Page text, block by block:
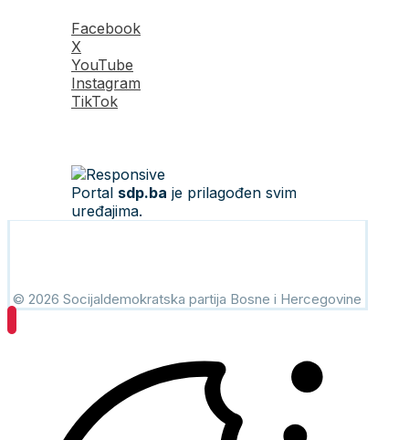
Facebook
X
YouTube
Instagram
TikTok
Portal sdp.ba je prilagođen svim
uređajima.
© 2026 Socijaldemokratska partija Bosne i Hercegovine